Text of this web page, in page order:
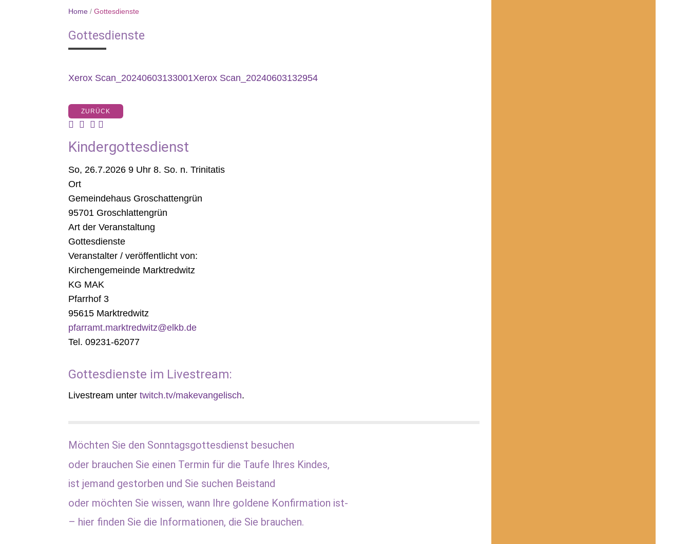
Home/ Gottesdienste
Gottesdienste
Xerox Scan_20240603133001Xerox Scan_20240603132954
ZURÜCK
Kindergottesdienst
So, 26.7.2026 9 Uhr8. So. n. Trinitatis
Ort
Gemeindehaus Groschattengrün
95701 Groschlattengrün
Art der Veranstaltung
Gottesdienste
Veranstalter / veröffentlicht von:
Kirchengemeinde Marktredwitz
KG MAK
Pfarrhof 3
95615 Marktredwitz
pfarramt.marktredwitz@elkb.de
Tel. 09231-62077
Gottesdienste im Livestream:
Livestream unter twitch.tv/makevangelisch.
Möchten Sie den Sonntagsgottesdienst besuchen
oder brauchen Sie einen Termin für die Taufe Ihres Kindes,
ist jemand gestorben und Sie suchen Beistand
oder möchten Sie wissen, wann Ihre goldene Konfirmation ist-
– hier finden Sie die Informationen, die Sie brauchen.